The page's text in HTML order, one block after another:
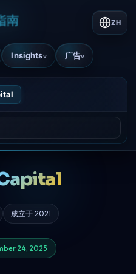
Insightsv 广告v
ZH
成立于 2021
24, 2025